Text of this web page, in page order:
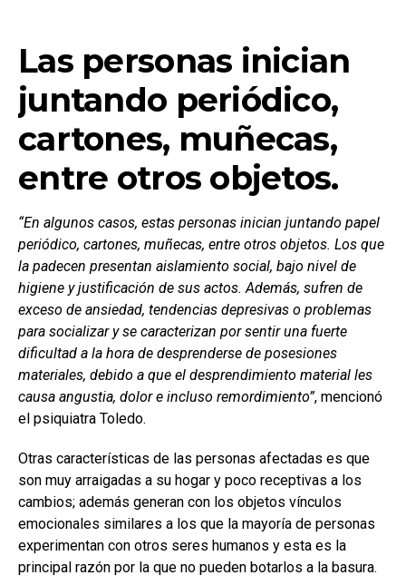
Las personas inician
juntando periódico,
cartones, muñecas,
entre otros objetos.
“En algunos casos, estas personas inician juntando papel
periódico, cartones, muñecas, entre otros objetos. Los que
la padecen presentan aislamiento social, bajo nivel de
higiene y justificación de sus actos. Además, sufren de
exceso de ansiedad, tendencias depresivas o problemas
para socializar y se caracterizan por sentir una fuerte
dificultad a la hora de desprenderse de posesiones
materiales, debido a que el desprendimiento material les
causa angustia, dolor e incluso remordimiento”, mencionó
el psiquiatra Toledo.
Otras características de las personas afectadas es que
son muy arraigadas a su hogar y poco receptivas a los
cambios; además generan con los objetos vínculos
emocionales similares a los que la mayoría de personas
experimentan con otros seres humanos y esta es la
principal razón por la que no pueden botarlos a la basura.